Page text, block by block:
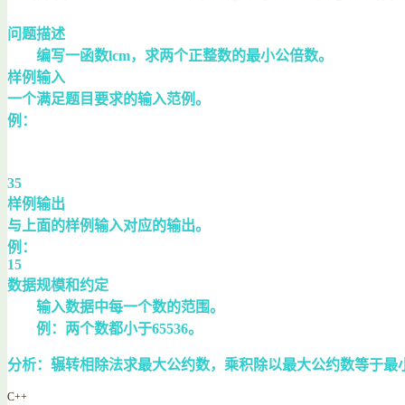
问题描述
编写一函数lcm，求两个正整数的最小公倍数。
样例输入
一个满足题目要求的输入范例。
例：
35
样例输出
与上面的样例输入对应的输出。
例：
15
数据规模和约定
输入数据中每一个数的范围。
例：两个数都小于65536。
分析：辗转相除法求最大公约数，乘积除以最大公约数等于最
C++